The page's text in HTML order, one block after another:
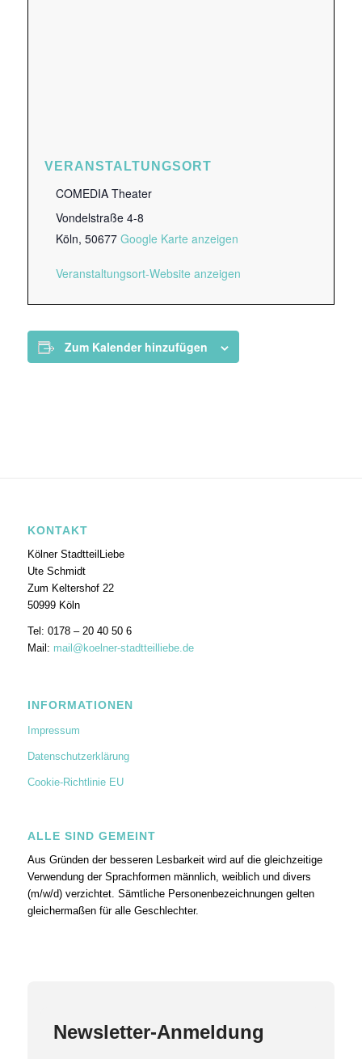
VERANSTALTUNGSORT
COMEDIA Theater
Vondelstraße 4-8
Köln, 50677 Google Karte anzeigen
Veranstaltungsort-Website anzeigen
Zum Kalender hinzufügen
KONTAKT
Kölner StadtteilLiebe
Ute Schmidt
Zum Keltershof 22
50999 Köln
Tel: 0178 – 20 40 50 6
Mail: mail@koelner-stadtteilliebe.de
INFORMATIONEN
Impressum
Datenschutzerklärung
Cookie-Richtlinie EU
ALLE SIND GEMEINT
Aus Gründen der besseren Lesbarkeit wird auf die gleichzeitige
Verwendung der Sprachformen männlich, weiblich und divers
(m/w/d) verzichtet. Sämtliche Personenbezeichnungen gelten
gleichermaßen für alle Geschlechter.
Newsletter-Anmeldung